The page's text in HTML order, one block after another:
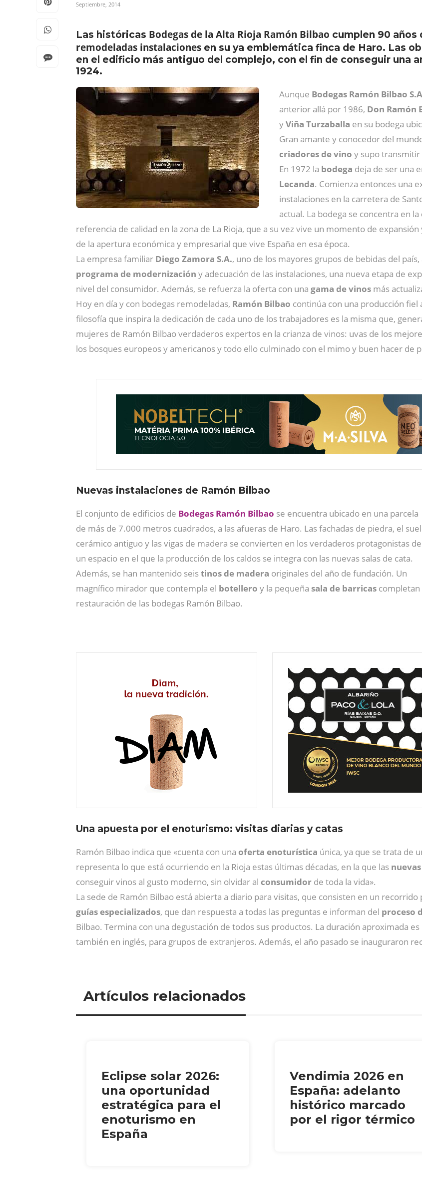
Septiembre, 2014
Las históricas Bodegas de la Alta Rioja Ramón Bilbao cumplen 90 años
remodeladas instalaciones en su ya emblemática finca de Haro. Las
en el edificio más antiguo del complejo, con el fin de conseguir una
1924.
Aunque Bodegas Ramón Bilbao
anterior allá por 1986, Don Ramón
yViña Turzaballa en su bodega
Gran amante y conocedor del
criadores de vino y supo transmitir
En 1972 la bodega deja de ser una
Lecanda. Comienza entonces una
instalaciones en la carretera de
actual. La bodega se concentra en la
referencia de calidad en la zona de La Rioja, que a su vez vive un momento de
de la apertura económica y empresarial que vive España en esa época.
La empresa familiar Diego Zamora S.A., uno de los mayores grupos de bebidas del
programa de modernización y adecuación de las instalaciones, una nueva etapa de
nivel del consumidor. Además, se refuerza la oferta con una gama de vinos más
Hoy en día y con bodegas remodeladas, Ramón Bilbao continúa con una producción fiel
filosofía que inspira la dedicación de cada uno de los trabajadores es la misma que,
mujeres de Ramón Bilbao verdaderos expertos en la crianza de vinos: uvas de los
los bosques europeos y americanos y todo ello culminado con el mimo y buen hacer de
Nuevas instalaciones de Ramón Bilbao
El conjunto de edificios de Bodegas Ramón Bilbao se encuentra ubicado en una parcela
de más de 7.000 metros cuadrados, a las afueras de Haro. Las fachadas de piedra, el
cerámico antiguo y las vigas de madera se convierten en los verdaderos protagonistas de
un espacio en el que la producción de los caldos se integra con las nuevas salas de cata.
Además, se han mantenido seistinos de madera originales del año de fundación. Un
magnífico mirador que contempla el botellero y la pequeña sala de barricas completan
restauración de las bodegas Ramón Bilbao.
Una apuesta por el enoturismo: visitas diarias y catas
Ramón Bilbao indica que «cuenta con una oferta enoturística única, ya que se trata de
representa lo que está ocurriendo en la Rioja estas últimas décadas, en la que las
conseguir vinos al gusto moderno, sin olvidar al consumidor de toda la vida».
La sede de Ramón Bilbao está abierta a diario para visitas, que consisten en un recorrido
guías especializados, que dan respuesta a todas las preguntas e informan del proceso
Bilbao. Termina con una degustación de todos sus productos. La duración aproximada
también en inglés, para grupos de extranjeros. Además, el año pasado se inauguraron
Artículos relacionados
Eclipse solar 2026:
una oportunidad
estratégica para el
enoturismo en
España
Vendimia 2026 en
España: adelanto
histórico marcado
por el rigor térmico